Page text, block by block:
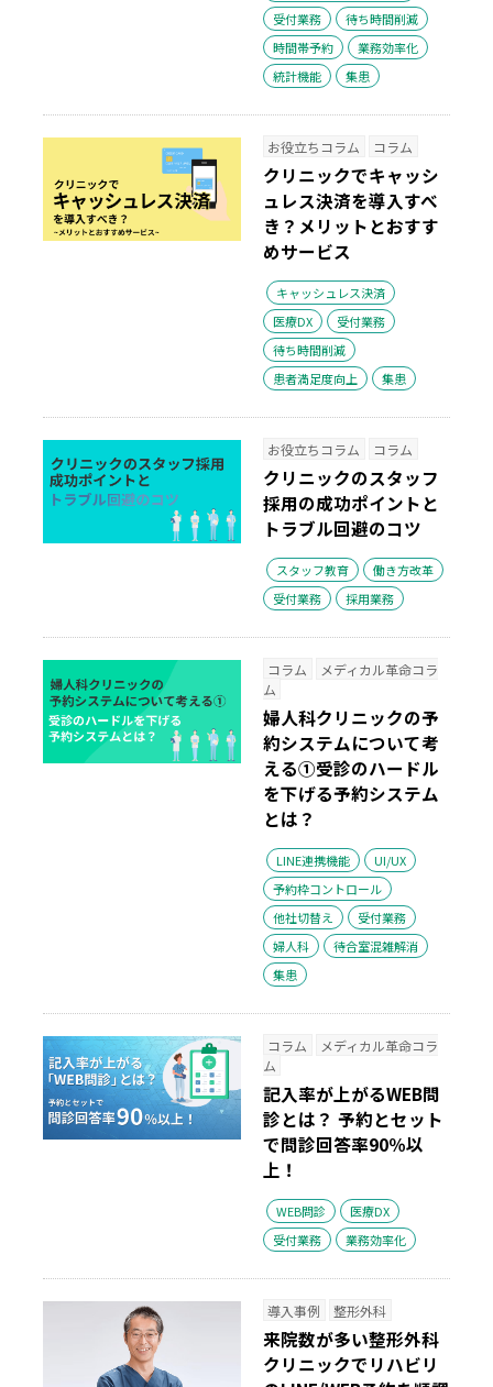
受付業務
待ち時間削減
時間帯予約
業務効率化
統計機能
集患
お役立ちコラム コラム
クリニックでキャッシ
ュレス決済を導入すべ
き？メリットとおすす
めサービス
キャッシュレス決済
医療DX
受付業務
待ち時間削減
患者満足度向上
集患
お役立ちコラム コラム
クリニックのスタッフ
採用の成功ポイントと
トラブル回避のコツ
スタッフ教育
働き方改革
受付業務
採用業務
コラム
メディカル革命コラ
ム
婦人科クリニックの予
約システムについて考
える①受診のハードル
を下げる予約システム
とは？
LINE連携機能
UI/UX
予約枠コントロール
他社切替え
受付業務
婦人科
待合室混雑解消
集患
コラム
メディカル革命コラ
ム
記入率が上がるWEB問
診とは？予約とセット
で問診回答率90％以
上！
WEB問診
医療DX
受付業務
業務効率化
導入事例 整形外科
来院数が多い整形外科
クリニックでリハビリ